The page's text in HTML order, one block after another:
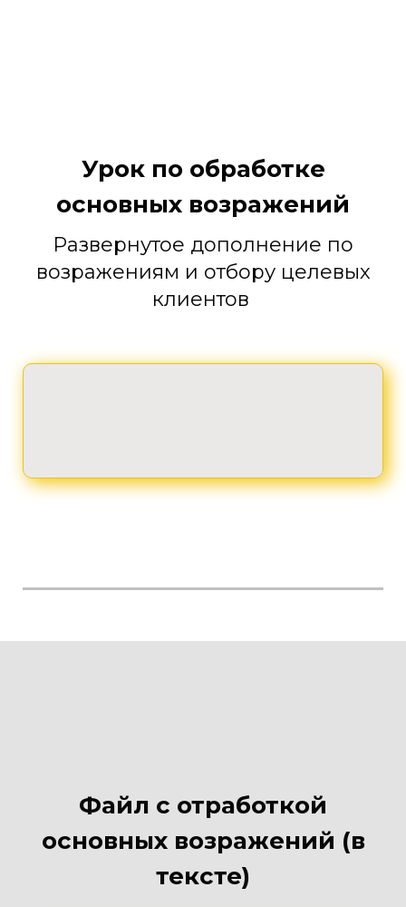
Урок по обработке
основных возражений
Развернутое дополнение по
возражениям и отбору целевых
клиентов
Файл с отработкой
основных возражений (в
тексте)